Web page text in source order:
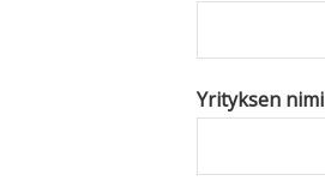
Yrityksen nimi